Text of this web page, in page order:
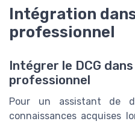
Intégration
professionnel
Intégrer le DCG
professionnel
Pour un assistant de
connaissances acquises